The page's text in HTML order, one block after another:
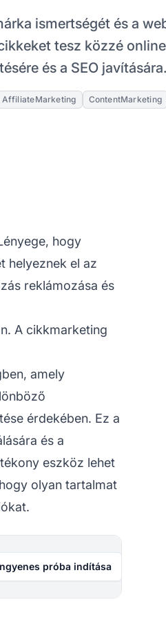
ismertségét és a
tesz közzé
és a SEO javítására.
AffiliateMarketing ContentMarketing
hogy
helyeznek el az
reklámozása és
A cikkmarketing
amely
érdekében. Ez a
és a
eszköz lehet
olyan tartalmat
próba indítása